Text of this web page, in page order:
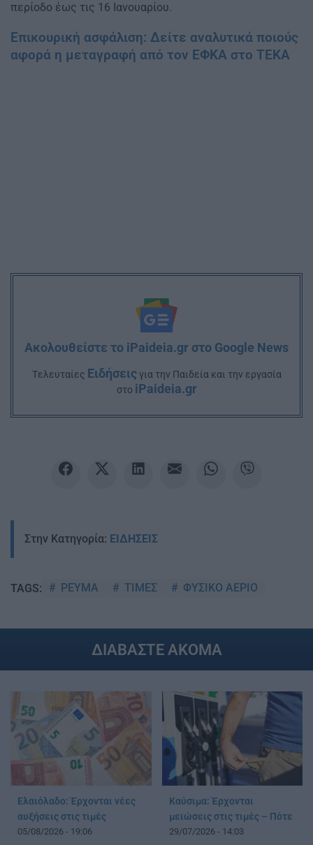
περίοδο έως τις 16 Ιανουαρίου.
Επικουρική ασφάλιση: Δείτε αναλυτικά ποιούς
αφορά η μεταγραφή από τον ΕΦΚΑ στο ΤΕΚΑ
Ακολουθείστε το iPaideia.gr στο Google News
Tελευταίες Ειδήσειςγια την Παιδεία και την εργασία
στο iPaideia.gr
Στην Κατηγορία: ΕΙΔΗΣΕΙΣ
TAGS: ΡΕΥΜΑ ΤΙΜΕΣ ΦΥΣΙΚΟ ΑΕΡΙΟ
ΔΙΑΒΑΣΤΕ ΑΚΟΜΑ
Ελαιόλαδο: Έρχονται νέες
αυξήσεις στις τιμές
05/08/2026 - 19:06
Καύσιμα: Έρχονται
μειώσεις στις τιμές – Πότε
29/07/2026 - 14:03